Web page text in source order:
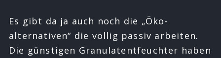
Es gibt da ja auch noch die „Öko-
alternativen“ die völlig passiv arbeiten.
Die günstigen Granulatentfeuchter haben